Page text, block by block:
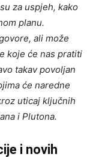
za uspjeh, kako
planu.
ali može
koje će nas pratiti
takav povoljan
će naredne
uticaj ključnih
i Plutona.
i novih